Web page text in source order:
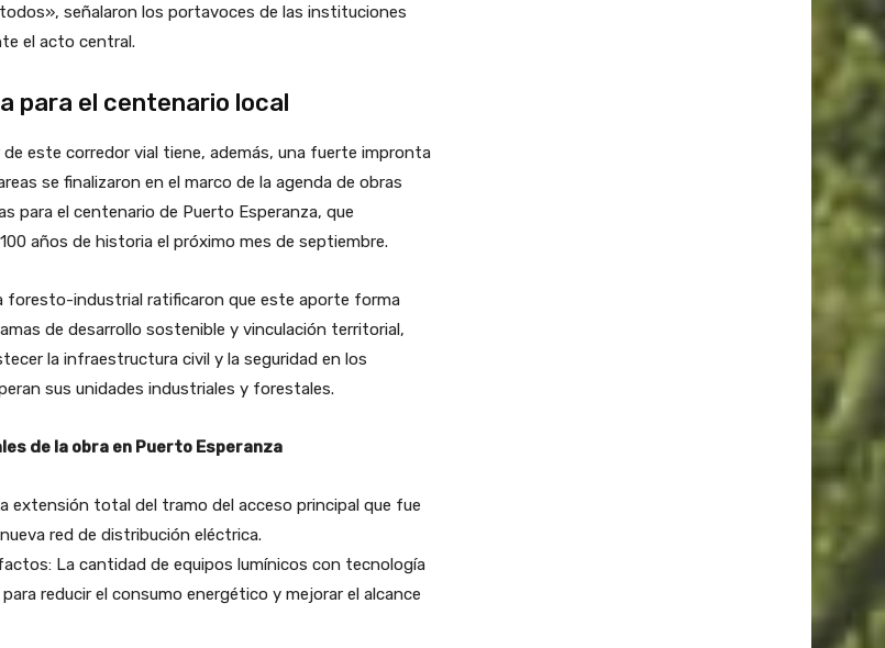
señalaron los portavoces de las instituciones
el acto central.
para el centenario local
de este corredor vial tiene, además, una fuerte impronta
se finalizaron en el marco de la agenda de obras
para el centenario de Puerto Esperanza, que
años de historia el próximo mes de septiembre.
foresto-industrial ratificaron que este aporte forma
de desarrollo sostenible y vinculación territorial,
la infraestructura civil y la seguridad en los
sus unidades industriales y forestales.
de la obra en Puerto Esperanza
extensión total del tramo del acceso principal que fue
red de distribución eléctrica.
La cantidad de equipos lumínicos con tecnología
reducir el consumo energético y mejorar el alcance